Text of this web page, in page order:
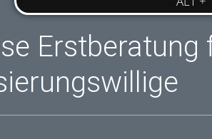
Erstberatung